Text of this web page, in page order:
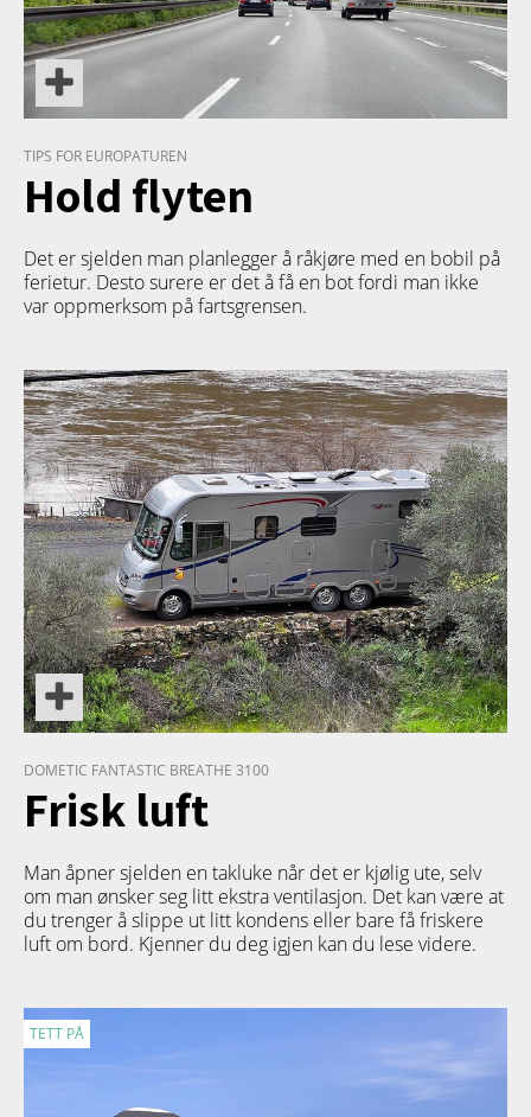
TIPS FOR EUROPATUREN
Hold flyten
Det er sjelden man planlegger å råkjøre med en bobil på
ferietur. Desto surere er det å få en bot fordi man ikke
var oppmerksom på fartsgrensen.
PRODUKT
DOMETIC FANTASTIC BREATHE 3100
Frisk luft
Man åpner sjelden en takluke når det er kjølig ute, selv
om man ønsker seg litt ekstra ventilasjon. Det kan være at
du trenger å slippe ut litt kondens eller bare få friskere
luft om bord. Kjenner du deg igjen kan du lese videre.
TETT PÅ